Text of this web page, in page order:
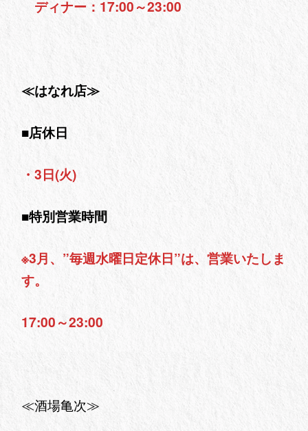
ディナー：17:00～23:00
≪はなれ店≫
■店休日
・3日(火)
■特別営業時間
※3月、”毎週水曜日定休日”は、営業いたしま
す。
17:00～23:00
≪酒場亀次≫